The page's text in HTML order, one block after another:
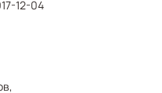
12-04